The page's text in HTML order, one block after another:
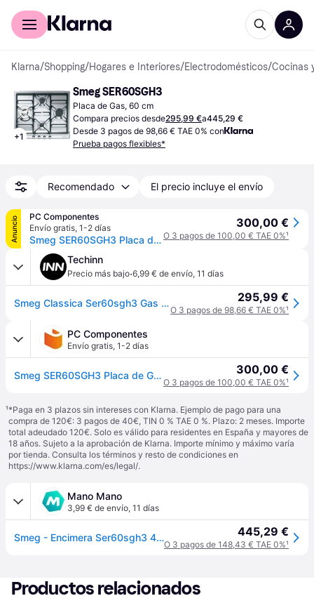
Comprar con Klarna
Klarna/Shopping/Hogares e Interiores/Electrodomésticos/Cocinas
+1
Smeg SER60SGH3
Placa de Gas, 60 cm
Compara precios desde295,99 €a445,29 €
Desde 3 pagos de 98,66 € TAE 0% con
Prueba pagos flexibles*
Recomendado El precio incluye el envío
Anuncio
PC Componentes
Envío gratis, 1-2 días
Smeg SER60SGH3 Placa de Gas 4 Zonas 60cm Acero Inoxidable
300,00 €
O 3 pagos de 100,00 € TAE 0%¹
Techinn
Precio más bajo·6,99 € de envío, 11 días
Smeg Classica Ser60sgh3 Gas Hob 60 Cm 4 Burners Plateado 295,99 €
O 3 pagos de 98,66 € TAE 0%¹
PC Componentes
Envío gratis, 1-2 días
Smeg SER60SGH3 Placa de Gas 4 Zonas 60cm Acero Inoxidable 300,00 €
O 3 pagos de 100,00 € TAE 0%¹
¹*Paga en 3 plazos sin intereses con Klarna. Ejemplo de pago para una
compra de 120€: 3 pagos de 40€, TIN 0 % TAE 0 %. Plazo: 2 meses. Importe
total adeudado 120€. Solo es válido para residentes en España y mayores de
18 años. Sujeto a la aprobación de Klarna. Importe mínimo y máximo varía
por tienda. Consulta los términos y resto de condiciones en
https://www.klarna.com/es/legal/.
Mano Mano
3,99 € de envío, 11 días
Smeg - Encimera Ser60sgh3 4f Gas Natural Inox 445,29 €
O 3 pagos de 148,43 € TAE 0%¹
Productos relacionados